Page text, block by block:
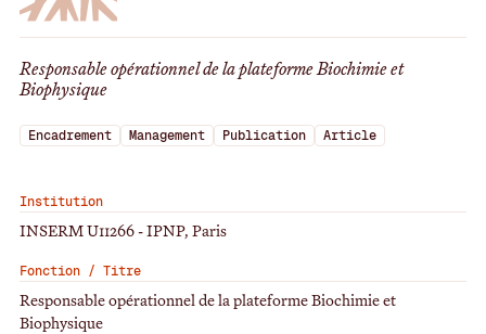
Responsable opérationnel de la plateforme Biochimie et
Biophysique
Encadrement Management Publication Article
Institution
INSERM U11266 - IPNP, Paris
Fonction / Titre
Responsable opérationnel de la plateforme Biochimie et
Biophysique